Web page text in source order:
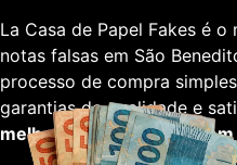
La Casa de Papel Fakes é
notas falsas em São
processo de compra
garantias de qualidade e
melhores fornecedores em